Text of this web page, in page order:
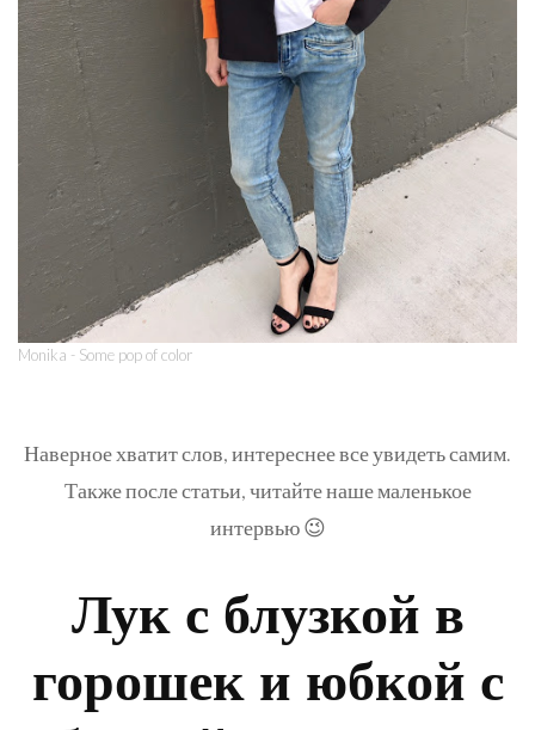
Monika - Some pop of color
Наверное хватит слов, интереснее все увидеть самим.
Также после статьи, читайте наше маленькое
интервью 😉
Лук с блузкой в
горошек и юбкой с